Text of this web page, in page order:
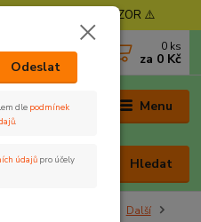
od 11. 8. - POZOR ⚠️
Menu
Hledat
0 ks
za 0 Kč
Další
Odeslat
dle podmínek
.
údajů pro účely